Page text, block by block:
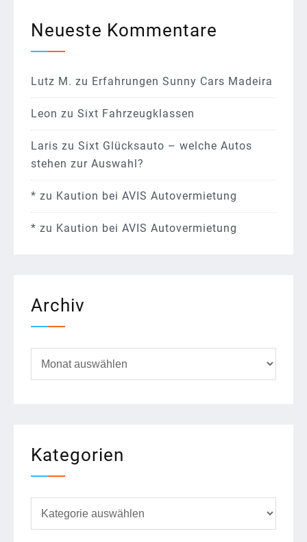
Neueste Kommentare
Lutz M. zu Erfahrungen Sunny Cars Madeira
Leon zu Sixt Fahrzeugklassen
Laris zu Sixt Glücksauto – welche Autos
stehen zur Auswahl?
* zu Kaution bei AVIS Autovermietung
* zu Kaution bei AVIS Autovermietung
Archiv
Kategorien